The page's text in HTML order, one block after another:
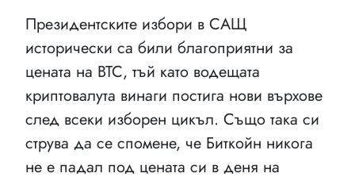
Президентските избори в САЩ
исторически са били благоприятни за
цената на BTC, тъй като водещата
криптовалута винаги постига нови върхове
след всеки изборен цикъл. Също така си
струва да се спомене, че Биткойн никога
не е падал под цената си в деня на